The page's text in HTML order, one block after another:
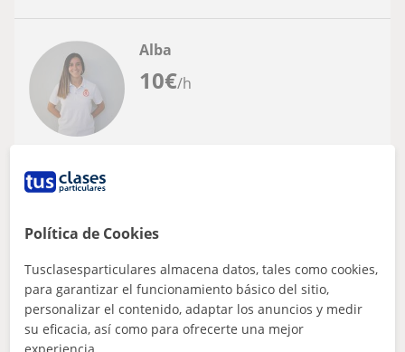
10€/h
Alba
Lengua Castellana y Literatura
Soy una persona graduada en Psicología,
impartir todas las materias, he dado
clases particulares a domicilio y estoy
siempre rodeada de niño a los que he
ayudado con sus tareas siempre
Mi metodología se basa en unas clases más practicas y
amenas para conseguir que el niño se divierta a la vez
que aprende, de una manera más...
Política de Cookies
Tusclasesparticulares almacena datos, tales como cookies,
para garantizar el funcionamiento básico del sitio,
personalizar el contenido, adaptar los anuncios y medir
su eficacia, así como para ofrecerte una mejor
experiencia.